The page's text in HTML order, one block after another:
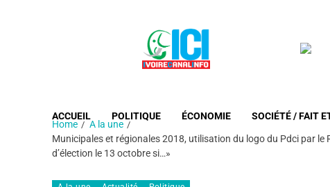
ACCUEIL POLITIQUE ÉCONOMIE SOCIÉTÉ / FAIT
Home
A la une
Municipales et régionales 2018, utilisation du logo du Pdci par le
d’élection le 13 octobre si…»